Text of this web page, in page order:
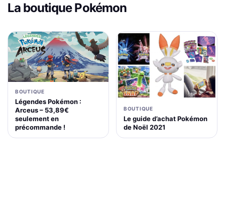
La boutique Pokémon
BOUTIQUE
Légendes Pokémon :
Arceus – 53,89€
seulement en
précommande !
BOUTIQUE
Le guide d’achat Pokémon
de Noël 2021